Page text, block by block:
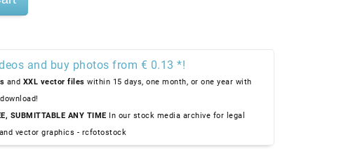
and buy photos from € 0.13 *!
and XXL vector files within 15 days, one month, or one year with
SUBMITTABLE ANY TIME In our stock media archive for legal
vector graphics - rcfotostock